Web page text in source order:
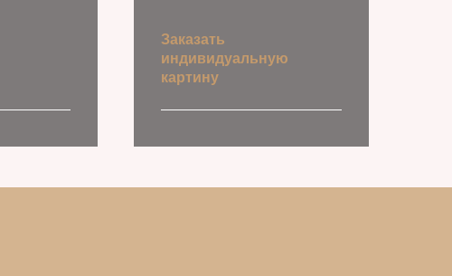
Заказать
индивидуальную
картину